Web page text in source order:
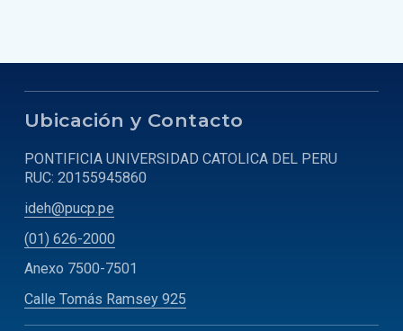
Ubicación y Contacto
PONTIFICIA UNIVERSIDAD CATOLICA DEL PERU
RUC: 20155945860
ideh@pucp.pe
(01) 626-2000
Anexo 7500-7501
Calle Tomás Ramsey 925